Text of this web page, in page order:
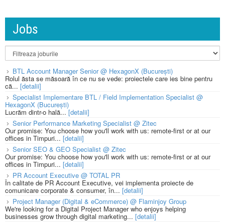
Jobs
BTL Account Manager Senior @ HexagonX (București)
Rolul ăsta se măsoară în ce nu se vede: proiectele care ies bine pentru
că... [detalii]
Specialist Implementare BTL / Field Implementation Specialist @
HexagonX (București)
Lucrăm dintr-o hală...[detalii]
Senior Performance Marketing Specialist @ Zitec
Our promise: You choose how you'll work with us: remote-first or at our
offices in Timpuri... [detalii]
Senior SEO & GEO Specialist @ Zitec
Our promise: You choose how you'll work with us: remote-first or at our
offices in Timpuri... [detalii]
PR Account Executive @ TOTAL PR
În calitate de PR Account Executive, vei implementa proiecte de
comunicare corporate & consumer, în... [detalii]
Project Manager (Digital & eCommerce) @ Flaminjoy Group
We're looking for a Digital Project Manager who enjoys helping
businesses grow through digital marketing... [detalii]